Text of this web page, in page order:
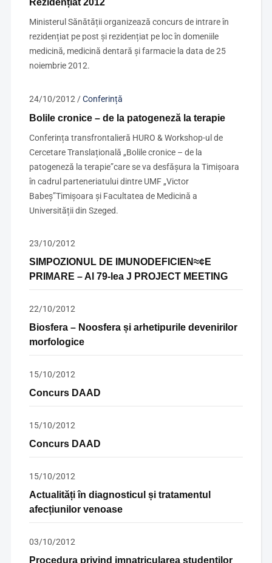
Rezidențiat 2012
Ministerul Sănătății organizează concurs de intrare în
rezidențiat pe post și rezidențiat pe loc în domeniile
medicină, medicină dentară și farmacie la data de 25
noiembrie 2012.
24/10/2012 /Conferință
Bolile cronice – de la patogeneză la terapie
Conferința transfrontalieră HURO & Workshop-ul de
Cercetare Translațională „Bolile cronice – de la
patogeneză la terapie”care se va desfășura la Timișoara
în cadrul parteneriatului dintre UMF „Victor
Babeș”Timișoara și Facultatea de Medicină a
Universității din Szeged.
23/10/2012
SIMPOZIONUL DE IMUNODEFICIEN≈¢E
PRIMARE – Al 79-lea J PROJECT MEETING
22/10/2012
Biosfera – Noosfera și arhetipurile devenirilor
morfologice
15/10/2012
Concurs DAAD
15/10/2012
Concurs DAAD
15/10/2012
Actualități în diagnosticul și tratamentul
afecțiunilor venoase
03/10/2012
Procedura privind imnatricularea studenților